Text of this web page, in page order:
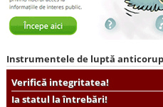
Instrumentele de luptă
Verifică integritatea!
Ia statul la întrebări!